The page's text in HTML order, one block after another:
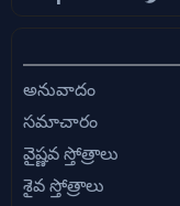
అనువాదం
సమాచారం
వైష్ణవ స్తోత్రాలు
శైవ స్తోత్రాలు